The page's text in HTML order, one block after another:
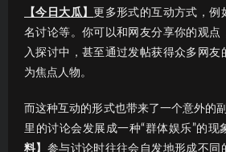
【今日大瓜】 更多形式的互动方式，例
名讨论等。你可以和网友分享你的观点
入探讨中，甚至通过发帖获得众多网友
为焦点人物。
而这种互动的形式也带来了一个意外的
里的讨论会发展成一种“群体娱乐”的现
料】 参与讨论时往往会自发地形成不同